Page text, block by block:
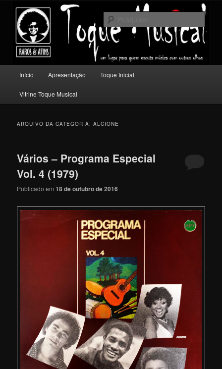
conteúdo
principal
conteúdo
secundário
Toque Musical
Um lugar para quem escuta música com outros olhos.
principal
Início Apresentação Toque Inicial
Vitrine Toque Musical
ARQUIVO DA CATEGORIA:ALCIONE
Vários – Programa Especial
Vol. 4 (1979)
Publicado em18 de outubro de 2016